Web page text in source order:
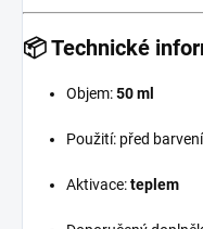
📦 Technické
Objem:50 ml
Použití: před
Aktivace:teplem